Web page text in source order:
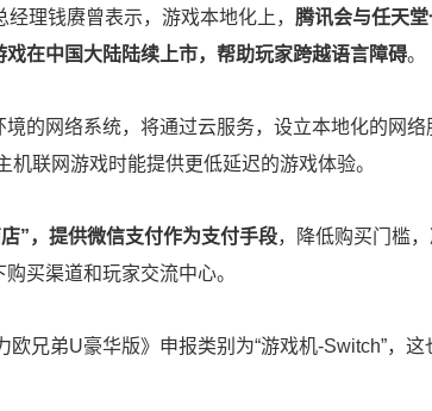
理钱赓曾表示，游戏本地化上， 腾讯会与任天
在中国大陆陆续上市，帮助玩家跨越语言障碍。
的网络系统，将通过云服务，设立本地化的网络
联网游戏时能提供更低延迟的游戏体验。
”，提供微信支付作为支付手段，降低购买门槛
买渠道和玩家交流中心。
兄弟U豪华版》申报类别为“游戏机-Switch”，这